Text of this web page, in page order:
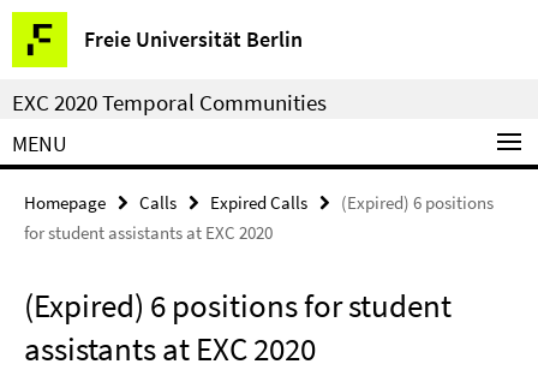
Springe
direkt
zu
Inhalt
Freie Universität Berlin
Service
Navigation
EXC 2020 Temporal Communities
MENU
Homepage Calls Expired Calls
(Expired) 6 positions
for student assistants at EXC 2020
(Expired) 6 positions for student
assistants at EXC 2020